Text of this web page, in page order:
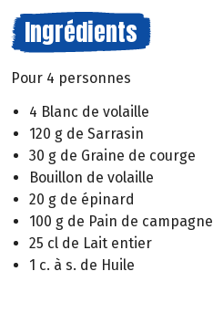
Ingrédients
Pour 4 personnes
4 Blanc de volaille
120 g de Sarrasin
30 g de Graine de courge
Bouillon de volaille
20 g de épinard
100 g de Pain de campagne
25 cl de Lait entier
1 c. à s. de Huile